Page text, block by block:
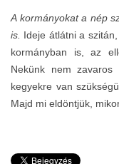
A kormányokat a nép
is. Ideje átlátni a
kormányban is, az
Nekünk nem zavaros
kegyekre van
Majd mi eldöntjük,